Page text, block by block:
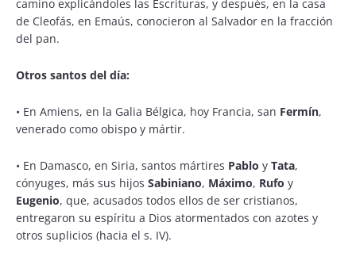
camino explicándoles las Escrituras, y después, en la casa
de Cleofás, en Emaús, conocieron al Salvador en la fracción
del pan.
Otros santos del día:
• En Amiens, en la Galia Bélgica, hoy Francia, san Fermín,
venerado como obispo y mártir.
• En Damasco, en Siria, santos mártires Pablo y Tata,
cónyuges, más sus hijos Sabiniano, Máximo, Rufo y
Eugenio, que, acusados todos ellos de ser cristianos,
entregaron su espíritu a Dios atormentados con azotes y
otros suplicios (hacia el s. IV).